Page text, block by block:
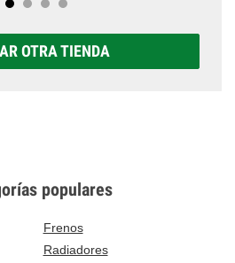
OTRA TIENDA
populares
Frenos
Radiadores